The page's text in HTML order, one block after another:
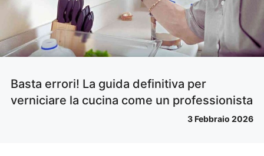
Basta errori! La guida definitiva per
verniciare la cucina come un professionista
3 Febbraio 2026